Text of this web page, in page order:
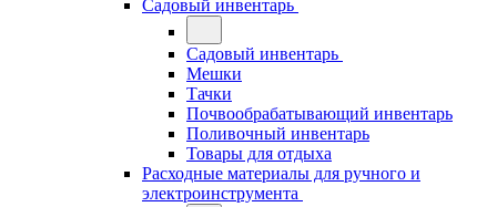
Садовый инвентарь
Садовый инвентарь
Мешки
Тачки
Почвообрабатывающий инвентарь
Поливочный инвентарь
Товары для отдыха
Расходные материалы для ручного и
электроинструмента